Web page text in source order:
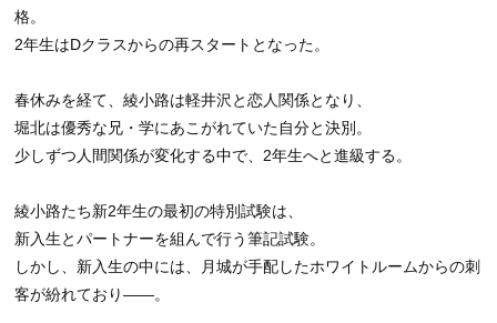
格。
2年生はDクラスからの再スタートとなった。
春休みを経て、綾小路は軽井沢と恋人関係となり、
堀北は優秀な兄・学にあこがれていた自分と決別。
少しずつ人間関係が変化する中で、2年生へと進級する。
綾小路たち新2年生の最初の特別試験は、
新入生とパートナーを組んで行う筆記試験。
しかし、新入生の中には、月城が手配したホワイトルームからの刺
客が紛れており――。